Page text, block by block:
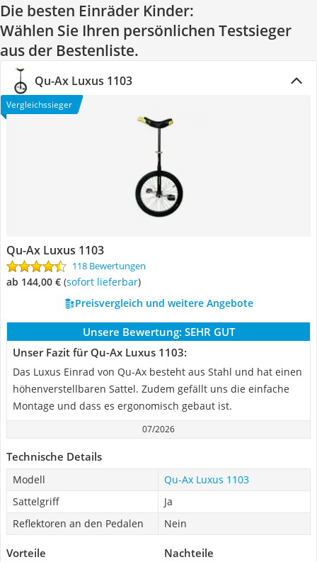
Die besten Einräder Kinder:
Wählen Sie Ihren persönlichen Testsieger
aus der Bestenliste.
Qu-Ax Luxus 1103
Vergleichssieger
Qu-Ax Luxus 1103
118 Bewertungen
ab 144,00 € ( Sofort lieferbar)
Preisvergleich und weitere Angebote
Unsere Bewertung: SEHR GUT
Unser Fazit für Qu-Ax Luxus 1103:
Das Luxus Einrad von Qu-Ax besteht aus Stahl und hat einen
höhenverstellbaren Sattel. Zudem gefällt uns die einfache
Montage und dass es ergonomisch gebaut ist.
07/2026
Technische Details
Modell
Qu-Ax Luxus 1103
Sattelgriff
Ja
Reflektoren an den Pedalen
Nein
Vorteile Nachteile